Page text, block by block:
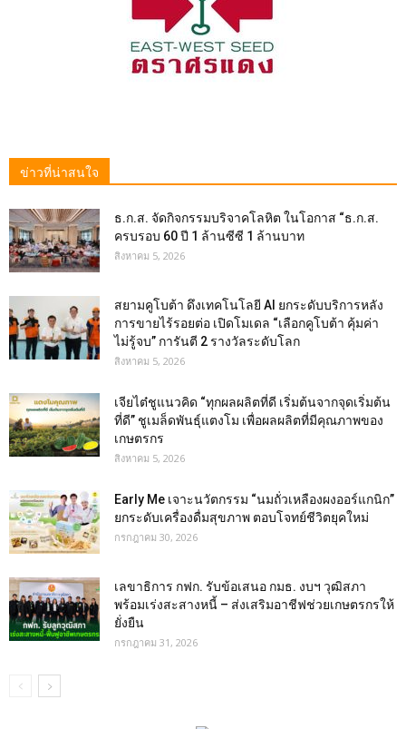
ข่าวที่น่าสนใจ
ธ.ก.ส. จัดกิจกรรมบริจาคโลหิต ในโอกาส “ธ.ก.ส.
ครบรอบ 60 ปี 1 ล้านซีซี 1 ล้านบาท
สิงหาคม 5, 2026
สยามคูโบต้า ดึงเทคโนโลยี AI ยกระดับบริการหลัง
การขายไร้รอยต่อ เปิดโมเดล “เลือกคูโบต้า คุ้มค่า
ไม่รู้จบ” การันตี 2 รางวัลระดับโลก
สิงหาคม 5, 2026
เจียไต๋ชูแนวคิด “ทุกผลผลิตที่ดี เริ่มต้นจากจุดเริ่มต้น
ที่ดี” ชูเมล็ดพันธุ์แตงโม เพื่อผลผลิตที่มีคุณภาพของ
เกษตรกร
สิงหาคม 5, 2026
Early Me เจาะนวัตกรรม “นมถั่วเหลืองผงออร์แกนิก”
ยกระดับเครื่องดื่มสุขภาพ ตอบโจทย์ชีวิตยุคใหม่
กรกฎาคม 30, 2026
เลขาธิการ กฟก. รับข้อเสนอ กมธ. งบฯ วุฒิสภา
พร้อมเร่งสะสางหนี้ – ส่งเสริมอาชีฟช่วยเกษตรกรให้
ยั่งยืน
กรกฎาคม 31, 2026